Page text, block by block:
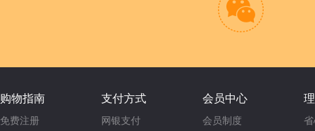

购物指南
免费注册
支付方式
网银支付
会员中心
会员制度